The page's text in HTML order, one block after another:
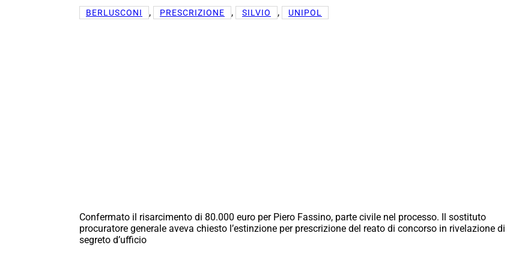
BERLUSCONI , PRESCRIZIONE , SILVIO , UNIPOL
Confermato il risarcimento di 80.000 euro per Piero Fassino, parte civile nel processo. Il sostituto
procuratore generale aveva chiesto l’estinzione per prescrizione del reato di concorso in rivelazione di
segreto d’ufficio